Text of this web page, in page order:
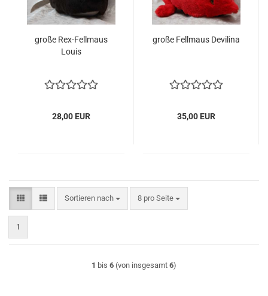
große Rex-Fellmaus
Louis
28,00 EUR
große Fellmaus Devilina
35,00 EUR
Sortieren nach
Sortieren nach 8 pro Seite
pro Seite
1
1 bis 6 (von insgesamt 6)